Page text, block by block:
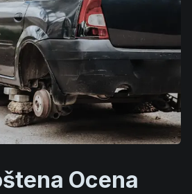
Ocena